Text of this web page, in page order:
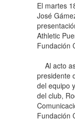
El martes
José
Athletic
Fundación
Al acto
presidente
del equipo
del club,
Fundación